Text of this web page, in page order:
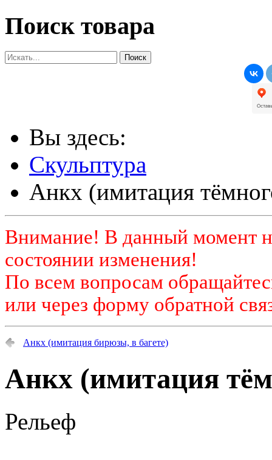
Поиск товара
Вы здесь:
Скульптура
Анкх (имитация
Внимание! В данный момент
состоянии изменения!
По всем вопросам
или через форму обратной
Анкх (имитация бирюзы, в багете)
Анкх (имитация
Рельеф